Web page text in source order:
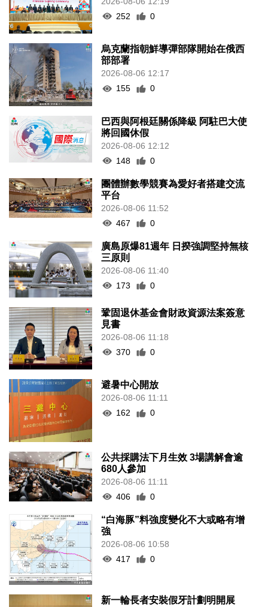
252
0
烏克蘭指朝鮮導彈部隊開始在俄西
部部署
2026-08-06 12:17
155
0
巴西與阿根廷關係降級 阿駐巴大使
將回國休假
2026-08-06 12:12
148
0
團體辦數學競賽為愛好者搭建交流
平台
2026-08-06 11:52
467
0
廣島原爆81週年 日揆強調堅持無核
三原則
2026-08-06 11:40
173
0
鞏固退休基金會財政資源法案簽意
見書
2026-08-06 11:18
370
0
避暑中心開放
2026-08-06 11:11
162
0
公共採購法下月生效 3場講解會逾
680人參加
2026-08-06 11:11
406
0
“白海豚”料強度變化不大或略有增
強
2026-08-06 10:58
417
0
新一輪長者安裝假牙計劃明開展